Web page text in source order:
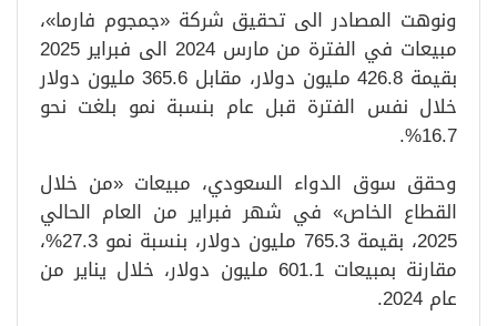
ونوهت المصادر الى تحقيق شركة «جمجوم فارما»،
مبيعات في الفترة من مارس 2024 الى فبراير 2025
بقيمة 426.8 مليون دولار، مقابل 365.6 مليون دولار
خلال نفس الفترة قبل عام بنسبة نمو بلغت نحو
16.7%.
وحقق سوق الدواء السعودي، مبيعات «من خلال
القطاع الخاص» في شهر فبراير من العام الحالي
2025، بقيمة 765.3 مليون دولار، بنسبة نمو 27.3%،
مقارنة بمبيعات 601.1 مليون دولار، خلال يناير من
عام 2024.